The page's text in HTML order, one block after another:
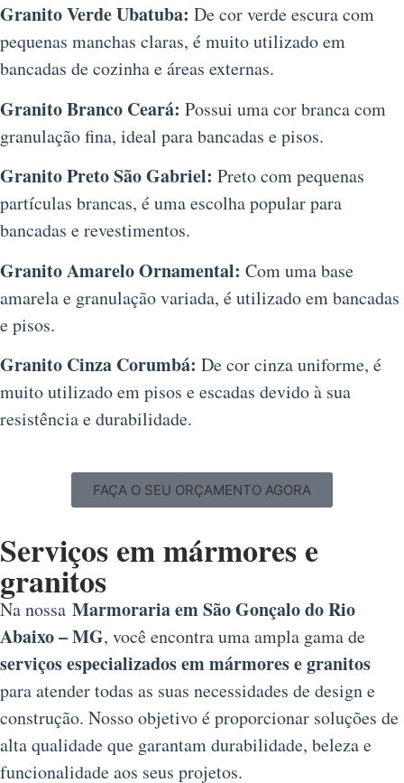
Granito Verde Ubatuba: De cor verde escura com
pequenas manchas claras, é muito utilizado em
bancadas de cozinha e áreas externas.
Granito Branco Ceará: Possui uma cor branca com
granulação fina, ideal para bancadas e pisos.
Granito Preto São Gabriel: Preto com pequenas
partículas brancas, é uma escolha popular para
bancadas e revestimentos.
Granito Amarelo Ornamental: Com uma base
amarela e granulação variada, é utilizado em bancadas
e pisos.
Granito Cinza Corumbá: De cor cinza uniforme, é
muito utilizado em pisos e escadas devido à sua
resistência e durabilidade.
FAÇA O SEU ORÇAMENTO AGORA
Serviços em mármores e
granitos
Na nossa Marmoraria em São Gonçalo do Rio
Abaixo – MG, você encontra uma ampla gama de
serviços especializados em mármores e granitos
para atender todas as suas necessidades de design e
construção. Nosso objetivo é proporcionar soluções de
alta qualidade que garantam durabilidade, beleza e
funcionalidade aos seus projetos.